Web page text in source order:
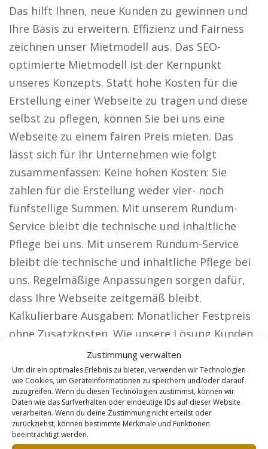
Zustimmung verwalten
Um dir ein optimales Erlebnis zu bieten, verwenden wir Technologien
wie Cookies, um Geräteinformationen zu speichern und/oder darauf
zuzugreifen. Wenn du diesen Technologien zustimmst, können wir
Daten wie das Surfverhalten oder eindeutige IDs auf dieser Website
verarbeiten. Wenn du deine Zustimmung nicht erteilst oder
zurückziehst, können bestimmte Merkmale und Funktionen
beeinträchtigt werden.
Das hilft Ihnen, neue Kunden zu gewinnen und
Ihre Basis zu erweitern. Effizienz und Fairness
zeichnen unser Mietmodell aus. Das SEO-
optimierte Mietmodell ist der Kernpunkt
unseres Konzepts. Statt hohe Kosten für die
Erstellung einer Webseite zu tragen und diese
selbst zu pflegen, können Sie bei uns eine
Webseite zu einem fairen Preis mieten. Das
lässt sich für Ihr Unternehmen wie folgt
zusammenfassen: Keine hohen Kosten: Sie
zahlen für die Erstellung weder vier- noch
fünfstellige Summen. Mit unserem Rundum-
Service bleibt die technische und inhaltliche
Pflege bei uns. Mit unserem Rundum-Service
bleibt die technische und inhaltliche Pflege bei
uns. Regelmäßige Anpassungen sorgen dafür,
dass Ihre Webseite zeitgemäß bleibt.
Kalkulierbare Ausgaben: Monatlicher Festpreis
ohne Zusatzkosten. Wie unsere Lösung Kunden
bei ihrem Wachstum unterstützt. Spezialisierte
Webseiten wie unsere sind perfekt für Firmen,
die auf große Reichweite angewiesen sind, wie
beispielsweise: Rechtsanwälte: Werden Sie in
ganz Deutschland gefunden und erreichen Sie
neue Mandantengruppen. Mit überzeugenden